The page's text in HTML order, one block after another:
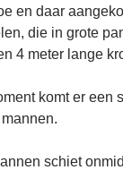
en daar
die in grote
4 meter lange
komt er een
schiet